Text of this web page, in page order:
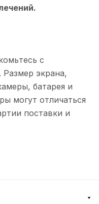
с
Размер экрана,
батарея и
могут отличаться
поставки и